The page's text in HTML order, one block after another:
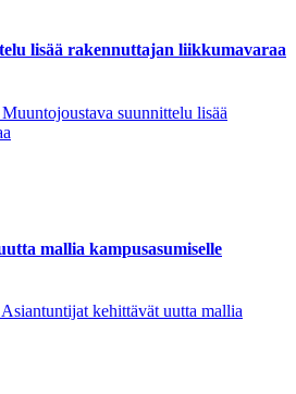
lisää rakennuttajan liikkumavaraa
suunnittelu lisää
mallia kampusasumiselle
kehittävät uutta mallia